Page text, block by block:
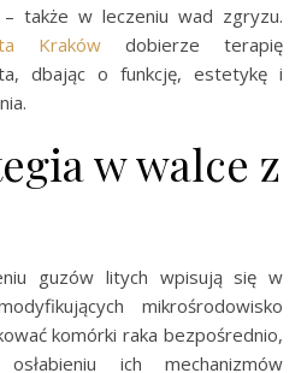
także w leczeniu wad zgryzu.
Kraków dobierze terapię
dbając o funkcję, estetykę i
w walce z
guzów litych wpisują się w
mikrośrodowisko
komórki raka bezpośrednio,
ich mechanizmów